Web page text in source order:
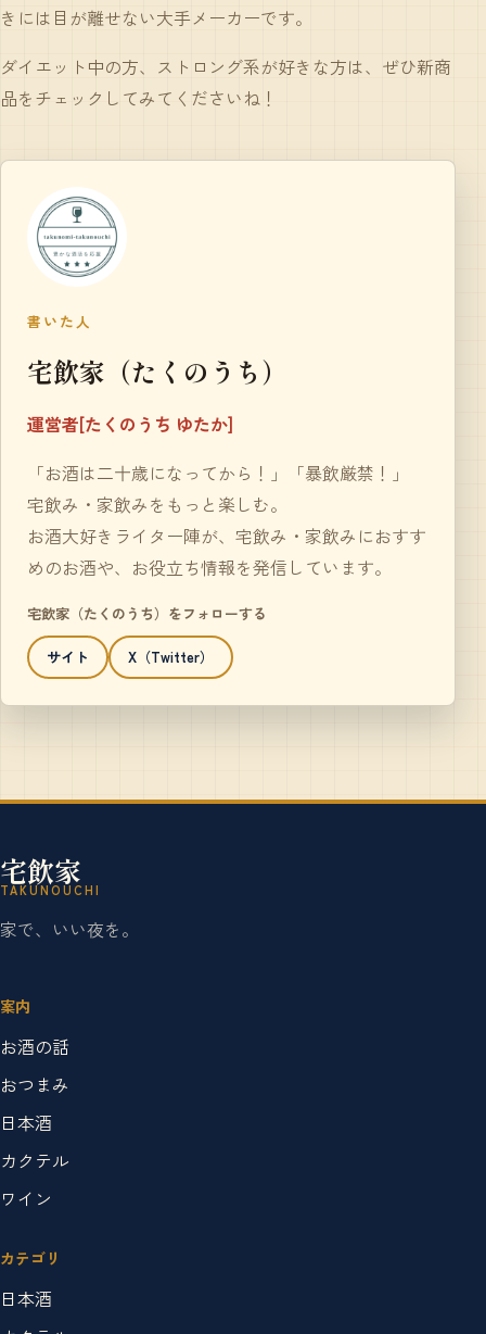
きには目が離せない大手メーカーです。
ダイエット中の方、ストロング系が好きな方は、ぜひ新商
品をチェックしてみてくださいね！
書いた人
宅飲家（たくのうち）
運営者[たくのうち ゆたか]
「お酒は二十歳になってから！」「暴飲厳禁！」
宅飲み・家飲みをもっと楽しむ。
お酒大好きライター陣が、宅飲み・家飲みにおすす
めのお酒や、お役立ち情報を発信しています。
宅飲家（たくのうち）をフォローする
サイト X（Twitter）
宅飲家
TAKUNOUCHI
家で、いい夜を。
案内
お酒の話
おつまみ
日本酒
カクテル
ワイン
カテゴリ
日本酒